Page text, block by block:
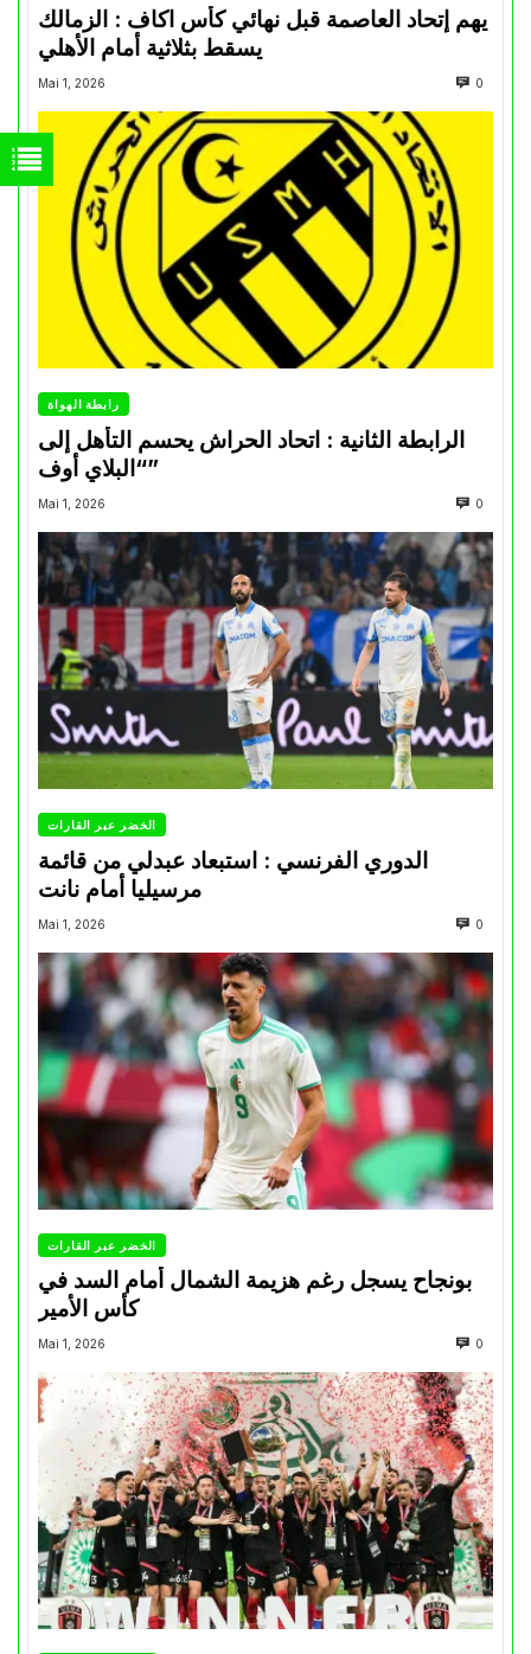
يهم إتحاد العاصمة قبل نهائي كأس اكاف : الزمالك
Mai 1, 2026 0
رابطة الهواة
الرابطة الثانية : اتحاد الحراش يحسم التأهل إلى
“البلاي أوف”
Mai 1, 2026 0
الخضر عبر القارات
الدوري الفرنسي : استبعاد عبدلي من قائمة
مرسيليا أمام نانت
Mai 1, 2026 0
الخضر عبر القارات
بونجاح يسجل رغم هزيمة الشمال أمام السد في
كأس الأمير
Mai 1, 2026 0